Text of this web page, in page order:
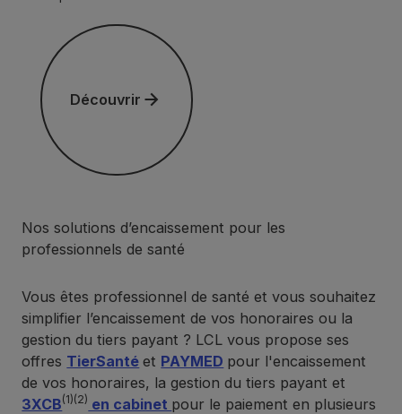
Découvrir
Découvrir
Nos solutions d’encaissement pour les
professionnels de santé
Vous êtes professionnel de santé et vous souhaitez
simplifier l’encaissement de vos honoraires ou la
gestion du tiers payant ? LCL vous propose ses
offres TierSanté et PAYMED pour l'encaissement
de vos honoraires, la gestion du tiers payant et
3XCB(1)(2) en cabinet pour le paiement en plusieurs